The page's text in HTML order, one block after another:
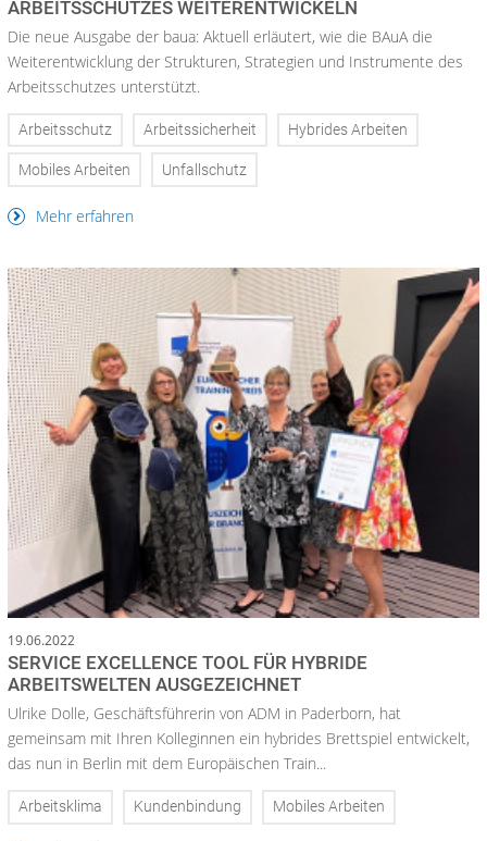
ARBEITSSCHUTZES WEITERENTWICKELN
Die neue Ausgabe der baua: Aktuell erläutert, wie die BAuA die
Weiterentwicklung der Strukturen, Strategien und Instrumente des
Arbeitsschutzes unterstützt.
Arbeitsschutz Arbeitssicherheit Hybrides Arbeiten
Mobiles Arbeiten Unfallschutz
Mehr erfahren
19.06.2022
SERVICE EXCELLENCE TOOL FÜR HYBRIDE
ARBEITSWELTEN AUSGEZEICHNET
Ulrike Dolle, Geschäftsführerin von ADM in Paderborn, hat
gemeinsam mit Ihren Kolleginnen ein hybrides Brettspiel entwickelt,
das nun in Berlin mit dem Europäischen Train...
Arbeitsklima Kundenbindung Mobiles Arbeiten